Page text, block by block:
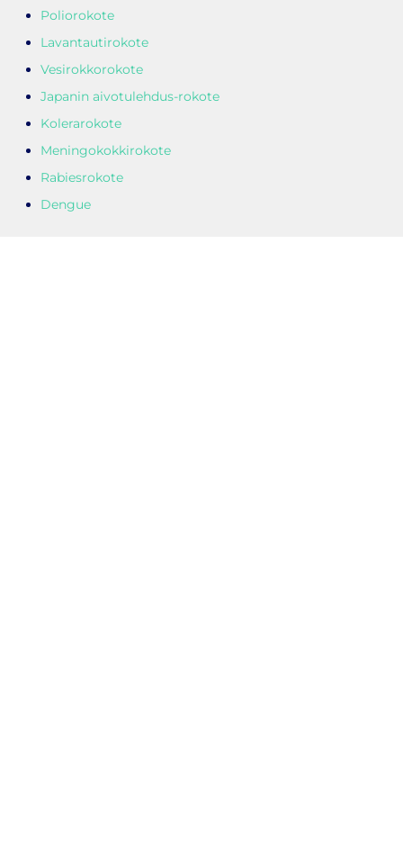
Poliorokote
Lavantautirokote
Vesirokkorokote
Japanin aivotulehdus-rokote
Kolerarokote
Meningokokkirokote
Rabiesrokote
Dengue